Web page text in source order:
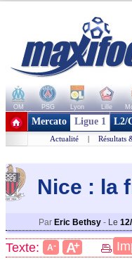
OM PSG Lyon Lille
+ de clubs
Mercato Ligue 1 L2/
Actualité | Résultats
Nice : la
Par Eric Bethsy - Le
Texte: A- A+